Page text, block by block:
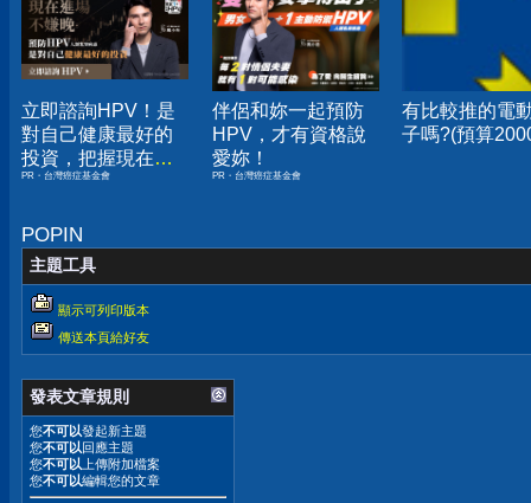
立即諮詢HPV！是
對自己健康最好的
投資，把握現在不
嫌晚！
PR・台灣癌症基金會
伴侶和妳一起預防
HPV，才有資格說
愛妳！
PR・台灣癌症基金會
有比較推的電
子嗎?(預算
POPIN
主題工具
顯示可列印版本
傳送本頁給好友
發表文章規則
您不可以發起新主題
您不可以回應主題
您不可以 上傳附加檔案
您不可以編輯您的文章